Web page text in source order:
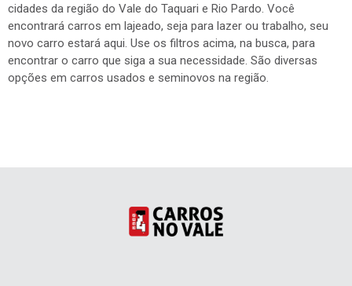
cidades da região do Vale do Taquari e Rio Pardo. Você
encontrará carros em lajeado, seja para lazer ou trabalho, seu
novo carro estará aqui. Use os filtros acima, na busca, para
encontrar o carro que siga a sua necessidade. São diversas
opções em carros usados e seminovos na região.